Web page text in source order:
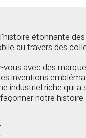
étonnante
au travers des
vous avec des
inventions
industriel riche qui a
notre histoire.